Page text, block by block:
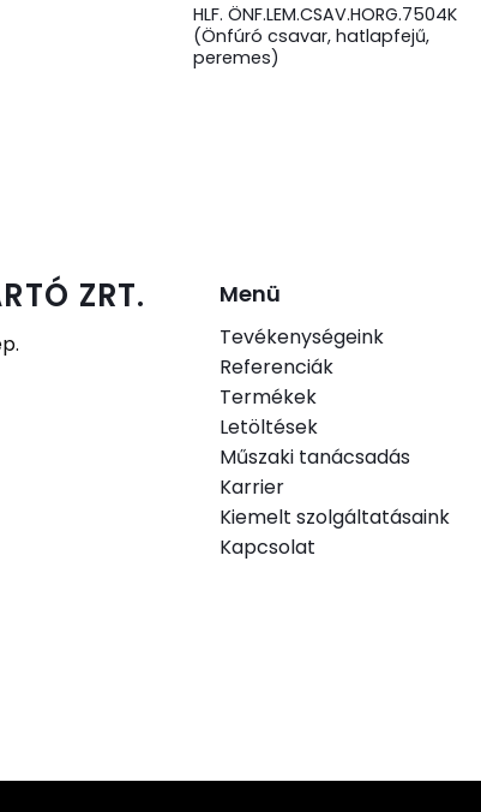
HLF. ÖNF.LEM.CSAV.HORG.7504K
(Önfúró csavar, hatlapfejű,
peremes)
ZRT. Menü
Tevékenységeink
Referenciák
Termékek
Letöltések
Műszaki tanácsadás
Karrier
Kiemelt szolgáltatásaink
Kapcsolat